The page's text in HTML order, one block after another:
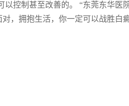
控制甚至改善的。 “东莞东华医
，拥抱生活，你一定可以战胜白癜